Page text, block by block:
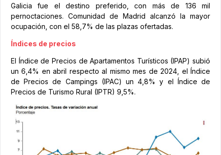
Galicia fue el destino preferido, con más de 136 mil
pernoctaciones. Comunidad de Madrid alcanzó la mayor
ocupación, con el 58,7% de las plazas ofertadas.
Índices de precios
El Índice de Precios de Apartamentos Turísticos (IPAP) subió
un 6,4% en abril respecto al mismo mes de 2024, el Índice
de Precios de Campings (IPAC) un 4,8% y el Índice de
Precios de Turismo Rural (IPTR) 9,5%.